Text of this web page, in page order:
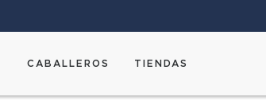
CABALLEROS TIENDAS